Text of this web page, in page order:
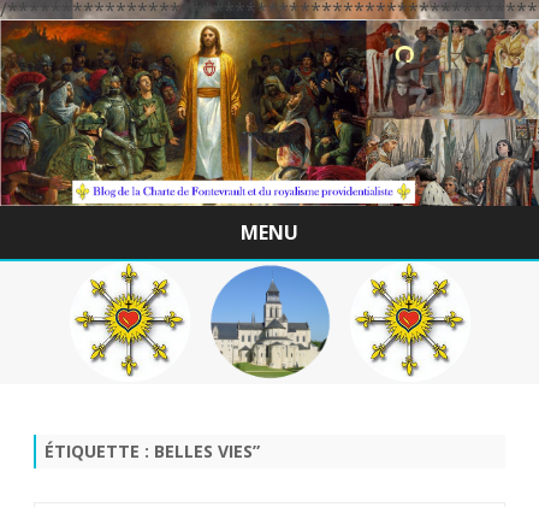
/
MENU
Skip
to
content
ÉTIQUETTE : BELLES VIES”